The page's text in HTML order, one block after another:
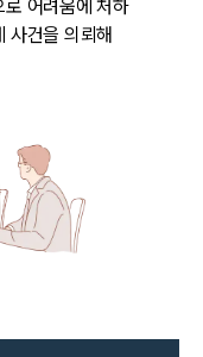
어려움에 처하
사건을 의뢰해